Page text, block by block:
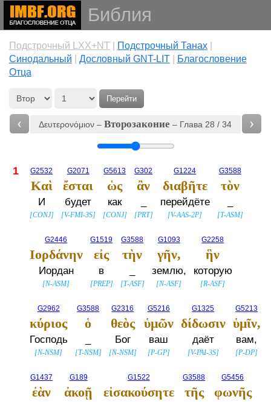
Библия
Подстрочный LXX+NT| Подстрочный Танах|
Cинодальный
Дословный GNT-LIT|
Благословение
Отца
Перейти
‹ Δευτερονόμιον –Второзаконие – Глава 28 / 34 ›
1 G2532
Καὶ
И
[CONJ]
G2071
ἔσται
будет
[V-FMI-3S]
G5613
ὡς
как
[CONJ]
G302
ἂν
[PRT]
G1224
διαβῆτε
перейдёте
[V-AAS-2P]
G3588
τὸν
[T-ASM]
G2446
Ιορδάνην
Иордан
[N-ASM]
G1519
εἰς
в
[PREP]
G3588
τὴν
[T-ASF]
G1093
γῆν,
землю,
[N-ASF]
G2258
ἣν
которую
[R-ASF]
G2962
κύριος
Господь
[N-NSM]
G3588
ὁ
[T-NSM]
G2316
θεὸς
Бог
[N-NSM]
G5216
ὑμῶν
ваш
[P-GP]
G1325
δίδωσιν
даёт
[V-PAI-3S]
G5213
ὑμῖν,
вам,
[P-DP]
G1437
ἐὰν
G189
ἀκοῇ
G1522
εἰσακούσητε
G3588
τῆς
G5456
φωνῆς